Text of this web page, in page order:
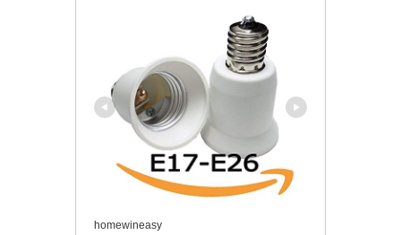
homewineasy